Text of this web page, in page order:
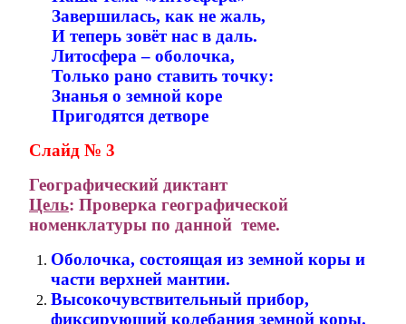
Завершилась, как не жаль,
И теперь зовёт нас в даль.
Литосфера – оболочка,
Только рано ставить точку:
Знанья о земной коре
Пригодятся детворе
Слайд № 3
Географический диктант
Цель: Проверка географической
номенклатуры по данной теме.
Оболочка, состоящая из земной коры и
части верхней мантии.
Высокочувствительный прибор,
фиксирующий колебания земной коры.